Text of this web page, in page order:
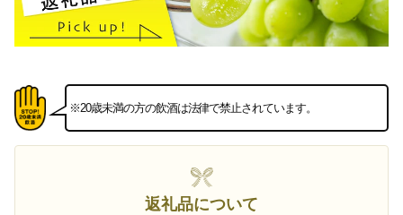
※20歳未満の方の飲酒は法律で禁止されています。
返礼品について